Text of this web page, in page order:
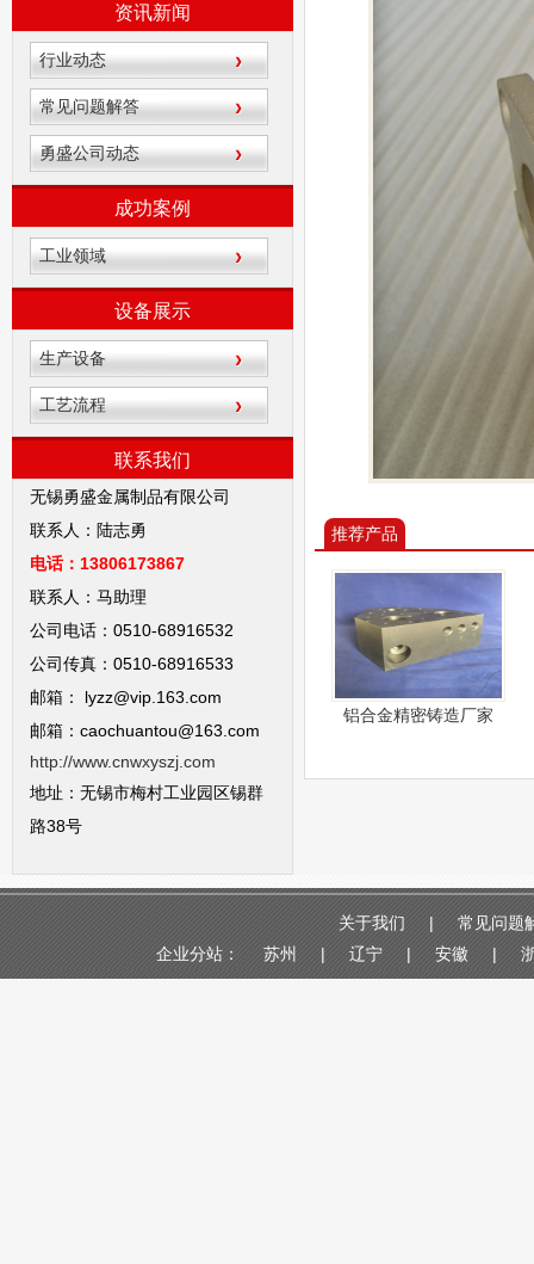
资讯新闻
行业动态
常见问题解答
勇盛公司动态
成功案例
工业领域
设备展示
生产设备
工艺流程
联系我们
无锡勇盛金属制品有限公司
联系人：陆志勇
电话：13806173867
联系人：马助理
公司电话：0510-68916532
公司传真：0510-68916533
邮箱： lyzz@vip.163.com
邮箱：caochuantou@163.com
http://www.cnwxyszj.com
地址：无锡市梅村工业园区锡群
路38号
推荐产品
铝合金精密铸造厂家
关于我们 |
常见问题
企业分站：
苏州 | 辽宁 | 安徽 |